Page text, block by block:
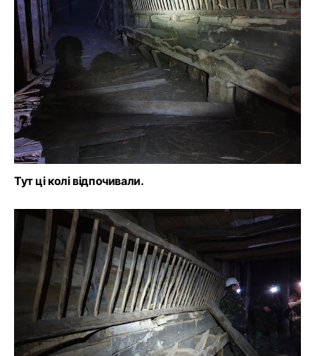
Тут ці колі відпочивали.